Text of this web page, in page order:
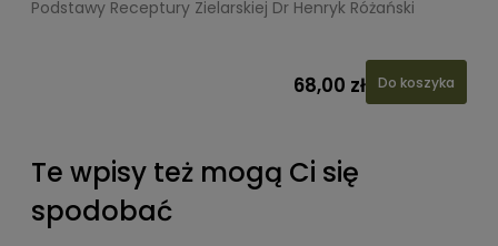
Podstawy Receptury Zielarskiej Dr Henryk Różański
68,00 zł Do koszyka
Te wpisy też mogą Ci się
spodobać